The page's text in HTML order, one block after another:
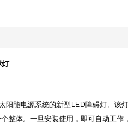
灯
阳能电源系统的新型 LED障碍灯。该
整体。一旦安装使用，即可自动工作